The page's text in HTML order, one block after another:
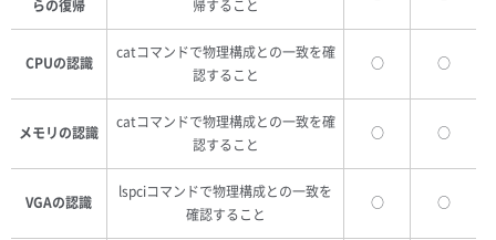
らの復帰
帰すること
CPUの認識
catコマンドで物理構成との一致を確
認すること
○ ○
メモリの認識
catコマンドで物理構成との一致を確
認すること
○ ○
VGAの認識
lspciコマンドで物理構成との一致を
確認すること
○ ○